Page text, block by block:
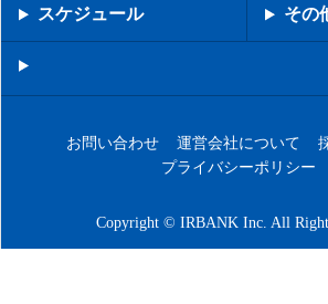
スケジュール その
お問い合わせ 運営会社について
プライバシーポリシー
Copyright © IRBANK Inc. All